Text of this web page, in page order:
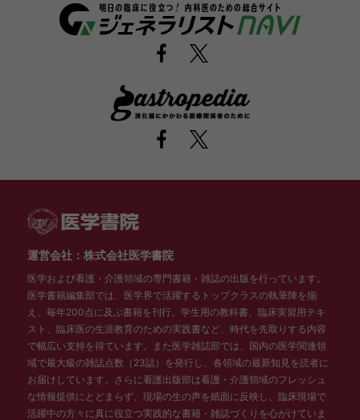
運営会社：株式会社医学書院
医学および看護・介護領域の専門書籍・雑誌の出版を行っています。
医学書籍編集部では、医学界で活躍するトップクラスの執筆陣を揃
え、毎年200点に及ぶ書籍を刊行。学生用の教科書、臨床実習用テキ
スト、臨床医の生涯教育のための実践書など、時代を先取りする内容
で幅広い支持を得ています。また医学雑誌部では、国内の医学関連領
域で最大級の雑誌点数（23誌）を発行し、各領域の最新知見を読者に
お届けしています。さらに看護出版部は看護・介護領域のフレッシュ
な情報提供にとどまらず、現場の生の声を紙面に反映し、臨床現場で
活躍中の方々に真に役立つ実践的な書籍・雑誌づくりを心がけていま